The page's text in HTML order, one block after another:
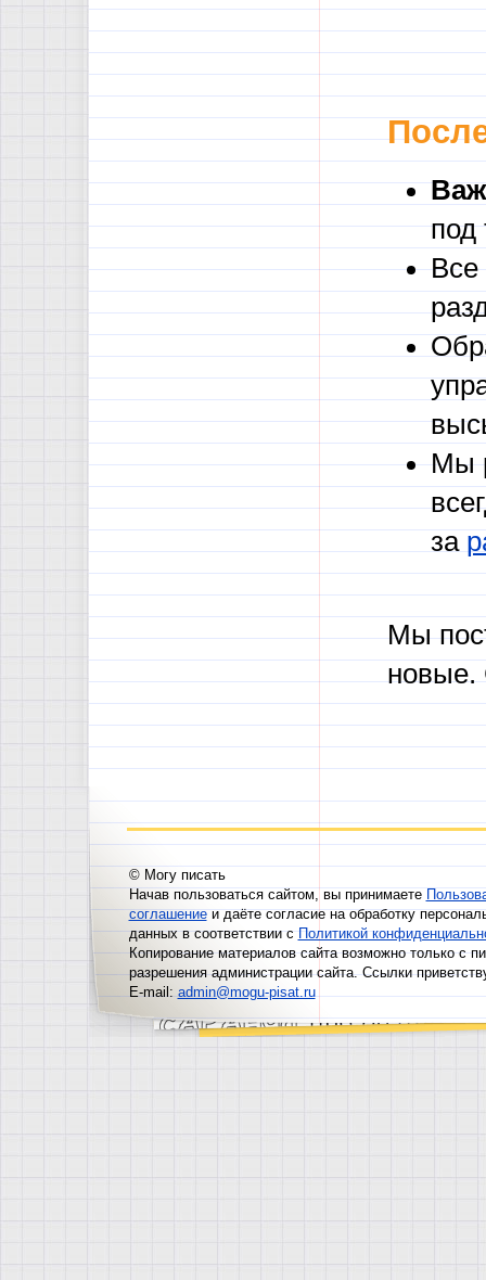
под
Все
Мы
за
Мы
новые.
© Могу писать
Начав пользоваться сайтом, вы принимаете
соглашениеи даёте согласие на обработку
данных в соответствии сПолитикой
Копирование материалов сайта возможно только с
разрешения администрации сайта. Ссылки
E-mail:admin@mogu-pisat.ru